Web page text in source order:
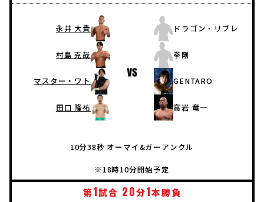
永井 大貴
村島 克哉
マスター・ワト
田口 隆祐
ドラゴン・リブレ
拳剛
GENTARO
高岩 竜一
10分38秒 オーマイ&ガーアンクル
※18時10分開始予定
第1試合 20分1本勝負